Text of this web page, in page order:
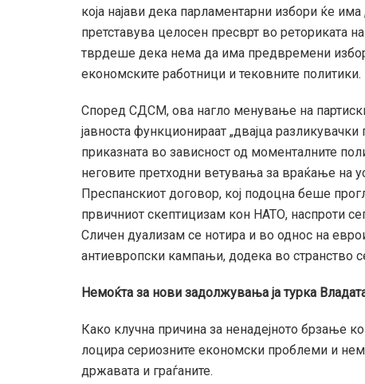
која најави дека парламентарни избори ќе
претставува целосен пресврт во реториката
тврдеше дека нема да има предвремени
економските работници и тековните политики.
Според СДСМ, ова нагло менување на
јавноста функционираат „двајца
приказната во зависност од моменталните
неговите претходни ветувања за враќање на
Преспанскиот договор, кој подоцна беше
првичниот скептицизам кон НАТО, наспроти
Сличен дуализам се нотира и во однос на
антиевропски кампањи, додека во странство
Немоќта за нови задолжувања ја турка
Како клучна причина за ненадејното
лоцира сериозните економски проблеми и
државата и граѓаните.